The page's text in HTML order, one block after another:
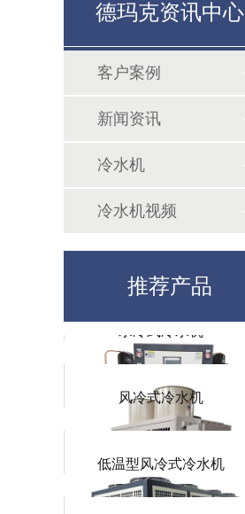
德玛克资讯中心
客户案例
新闻资讯
冷水机
冷水机视频
推荐产品
超低温冷水机
水冷式冷水机
风冷式冷水机